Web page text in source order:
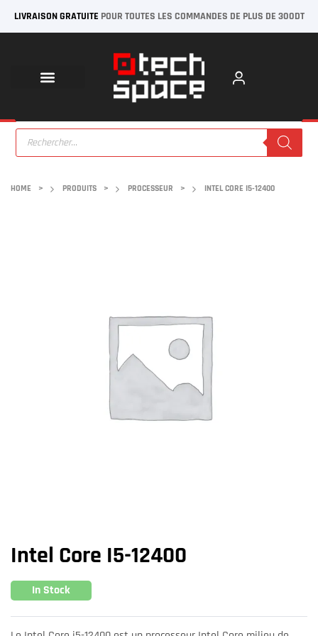
LIVRAISON GRATUITE POUR TOUTES LES COMMANDES DE PLUS DE 300DT
HOME > PRODUITS > PROCESSEUR > INTEL CORE I5-12400
Intel Core I5-12400
In Stock